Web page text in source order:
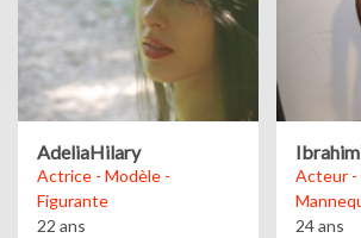
AdeliaHilary
Actrice - Modèle -
Figurante
22 ans
Acteur -
24 ans